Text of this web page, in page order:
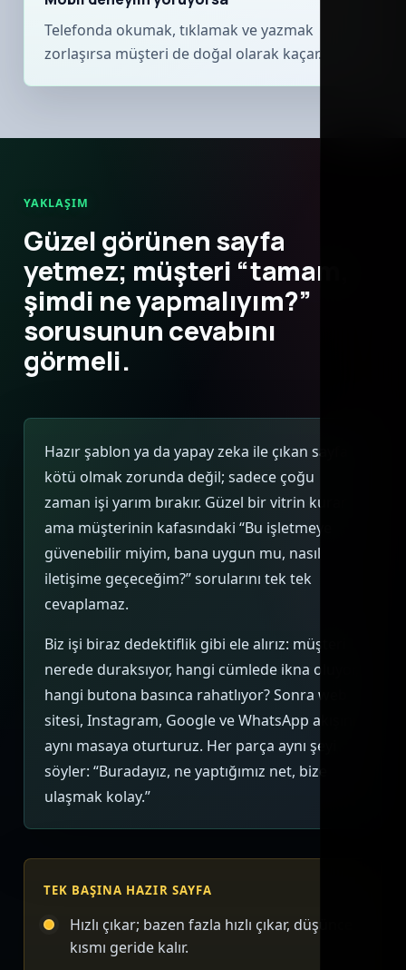
Telefonda okumak, tıklamak ve yazmak
zorlaşırsa müşteri de doğal olarak kaçar.
YAKLAŞIM
Güzel görünen sayfa
yetmez; müşteri “tamam,
şimdi ne yapmalıyım?”
sorusunun cevabını
görmeli.
Hazır şablon ya da yapay zeka ile çıkan sayfa
kötü olmak zorunda değil; sadece çoğu
zaman işi yarım bırakır. Güzel bir vitrin kurar
ama müşterinin kafasındaki “Bu işletmeye
güvenebilir miyim, bana uygun mu, nasıl
iletişime geçeceğim?” sorularını tek tek
cevaplamaz.
Biz işi biraz dedektiflik gibi ele alırız: müşteri
nerede duraksıyor, hangi cümlede ikna oluyor,
hangi butona basınca rahatlıyor? Sonra web
sitesi, Instagram, Google ve WhatsApp akışını
aynı masaya oturturuz. Her parça aynı şeyi
söyler: “Buradayız, ne yaptığımız net, bize
ulaşmak kolay.”
TEK BAŞINA HAZIR SAYFA
Hızlı çıkar; bazen fazla hızlı çıkar, düşünce
kısmı geride kalır.